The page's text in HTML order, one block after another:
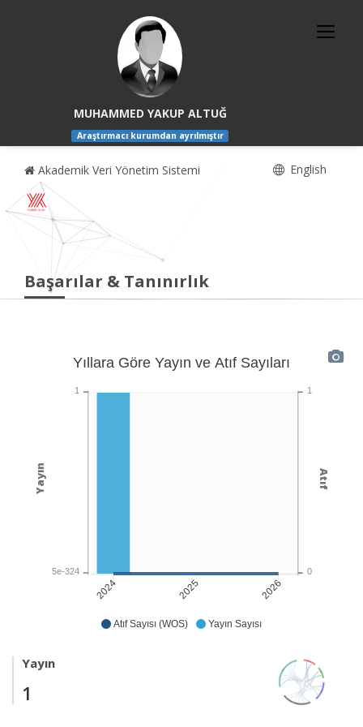
MUHAMMED YAKUP ALTUĞ
Araştırmacı kurumdan ayrılmıştır
Akademik Veri Yönetim Sistemi English
Başarılar & Tanınırlık
Atıf Sayısı (WOS) Yayın Sayısı
2024 2025 2026
Yıllara Göre Yayın ve Atıf Sayıları
1
0
Atıf
1
5e-324
Yayın
Yayın
1